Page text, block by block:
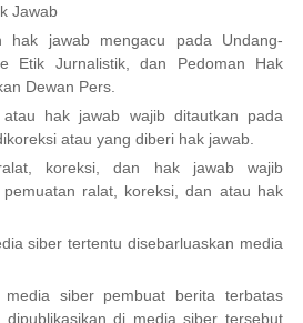
Jawab
hak jawab mengacu pada Undang-
Etik Jurnalistik, dan Pedoman Hak
Dewan Pers.
hak jawab wajib ditautkan pada
atau yang diberi hak jawab.
koreksi, dan hak jawab wajib
ralat, koreksi, dan atau hak
siber tertentu disebarluaskan media
media siber pembuat berita terbatas
di media siber tersebut